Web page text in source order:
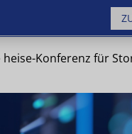
heise-Konferenz für